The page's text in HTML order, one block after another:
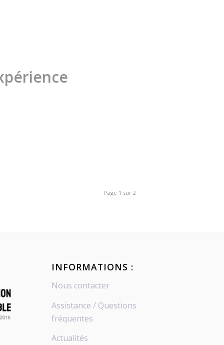
Page 1 sur 2
INFORMATIONS :
Nous contacter
Assistance / Questions
fréquentes
Actualités